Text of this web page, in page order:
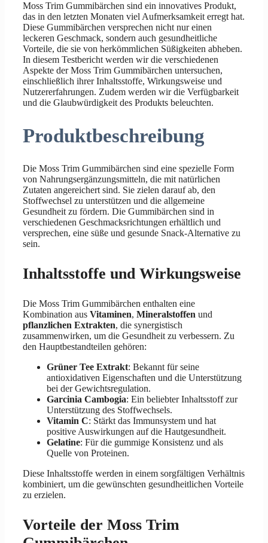
Moss Trim Gummibärchen sind ein innovatives Produkt,
das in den letzten Monaten viel Aufmerksamkeit erregt hat.
Diese Gummibärchen versprechen nicht nur einen
leckeren Geschmack, sondern auch gesundheitliche
Vorteile, die sie von herkömmlichen Süßigkeiten abheben.
In diesem Testbericht werden wir die verschiedenen
Aspekte der Moss Trim Gummibärchen untersuchen,
einschließlich ihrer Inhaltsstoffe, Wirkungsweise und
Nutzererfahrungen. Zudem werden wir die Verfügbarkeit
und die Glaubwürdigkeit des Produkts beleuchten.
Produktbeschreibung
Die Moss Trim Gummibärchen sind eine spezielle Form
von Nahrungsergänzungsmitteln, die mit natürlichen
Zutaten angereichert sind. Sie zielen darauf ab, den
Stoffwechsel zu unterstützen und die allgemeine
Gesundheit zu fördern. Die Gummibärchen sind in
verschiedenen Geschmacksrichtungen erhältlich und
versprechen, eine süße und gesunde Snack-Alternative zu
sein.
Inhaltsstoffe und Wirkungsweise
Die Moss Trim Gummibärchen enthalten eine
Kombination aus Vitaminen, Mineralstoffen und
pflanzlichen Extrakten, die synergistisch
zusammenwirken, um die Gesundheit zu verbessern. Zu
den Hauptbestandteilen gehören:
Grüner Tee Extrakt: Bekannt für seine
antioxidativen Eigenschaften und die Unterstützung
bei der Gewichtsregulation.
Garcinia Cambogia: Ein beliebter Inhaltsstoff zur
Unterstützung des Stoffwechsels.
Vitamin C: Stärkt das Immunsystem und hat
positive Auswirkungen auf die Hautgesundheit.
Gelatine: Für die gummige Konsistenz und als
Quelle von Proteinen.
Diese Inhaltsstoffe werden in einem sorgfältigen Verhältnis
kombiniert, um die gewünschten gesundheitlichen Vorteile
zu erzielen.
Vorteile der Moss Trim